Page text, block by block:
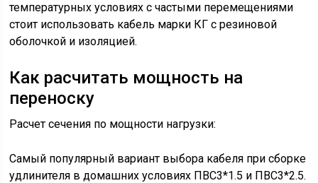
температурных условиях с частыми перемещениями
стоит использовать кабель марки КГ с резиновой
оболочкой и изоляцией.
Как расчитать мощность на
переноску
Расчет сечения по мощности нагрузки:
Самый популярный вариант выбора кабеля при сборке
удлинителя в домашних условиях ПВС3*1.5 и ПВС3*2.5.